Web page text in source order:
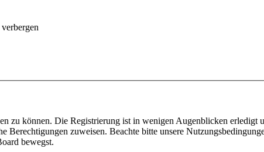
zu können. Die Registrierung ist in wenigen Augenblicken
Berechtigungen zuweisen. Beachte bitte unsere
bewegst.